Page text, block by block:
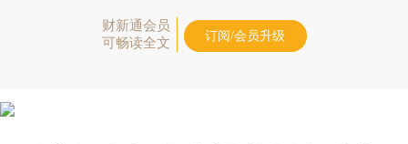
财新通会员
可畅读全文
订阅/会员升级